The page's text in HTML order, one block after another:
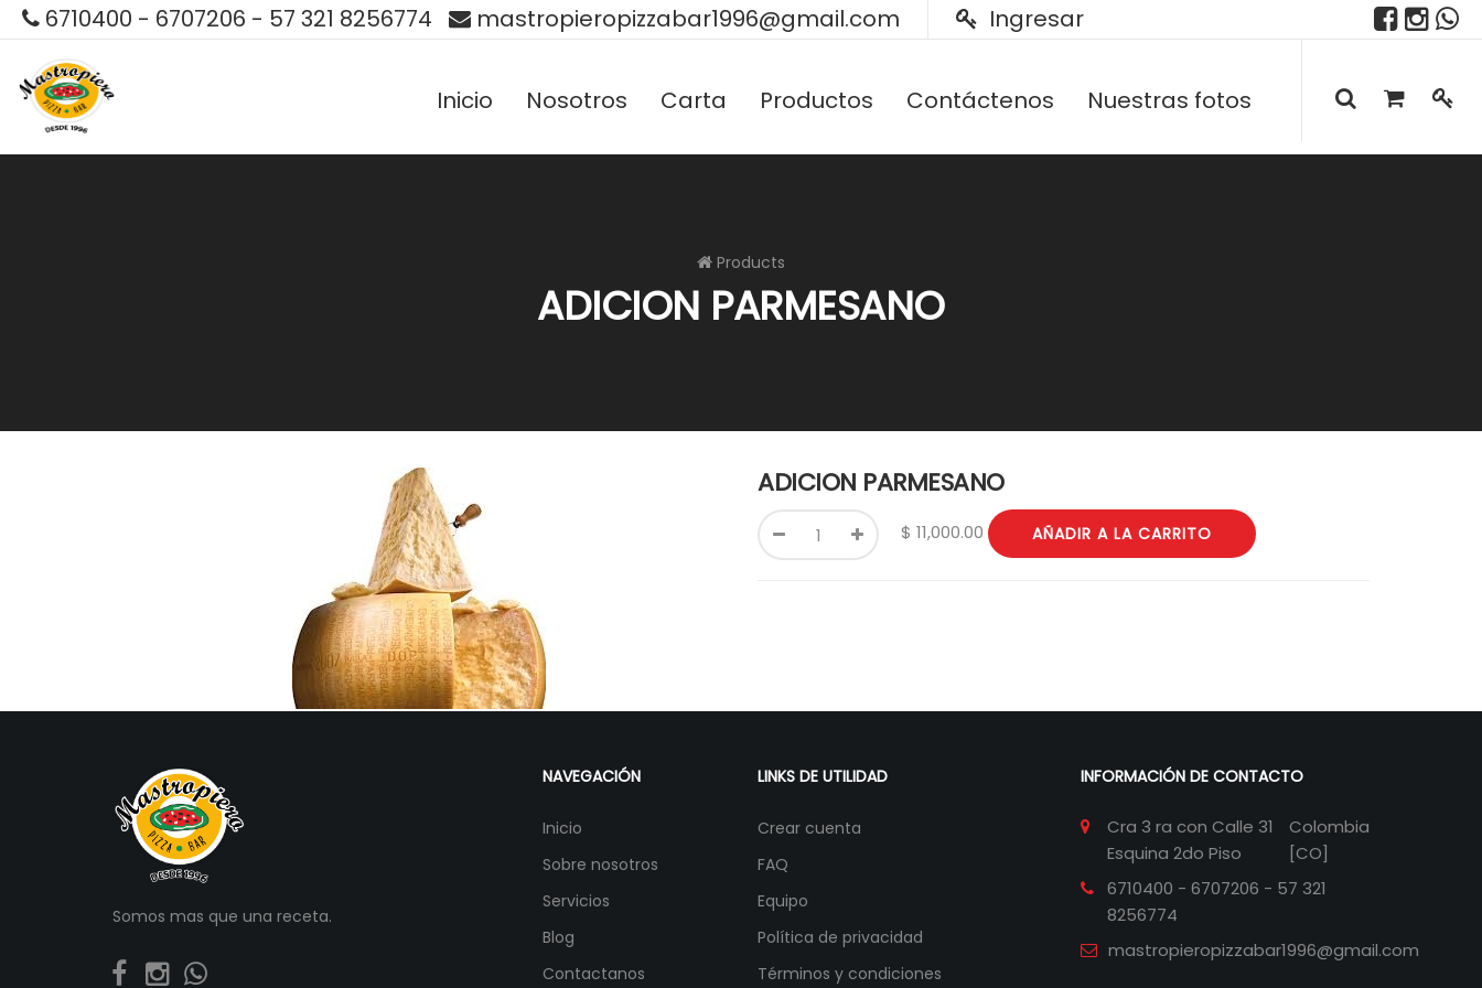
6710400 - 6707206 - 57 321 8256774 mastropieropizzabar1996@gmail.com Ingresar
Inicio Nosotros Carta Productos Contáctenos Nuestras fotos
Products
ADICION PARMESANO
ADICION PARMESANO
$ 11,000.00 AÑADIR A LA CARRITO
Somos mas que una receta.
NAVEGACIÓN
Inicio
Sobre nosotros
Servicios
Blog
Contactanos
LINKS DE UTILIDAD
Crear cuenta
FAQ
Equipo
Política de privacidad
Términos y condiciones
INFORMACIÓN DE CONTACTO
Cra 3 ra con Calle 31
Esquina 2do Piso
Colombia
[CO]
6710400 - 6707206 - 57 321
8256774
mastropieropizzabar1996@gmail.com